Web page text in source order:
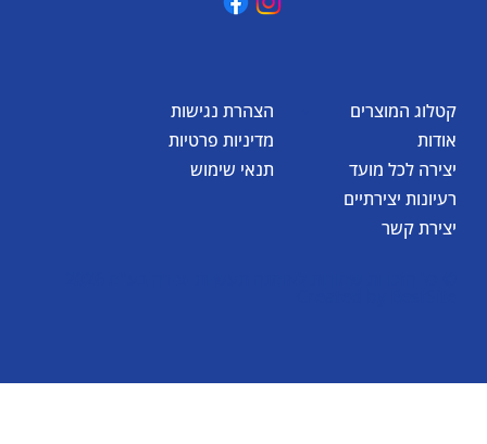
הצהרת נגישות
מדיניות פרטיות
תנאי שימוש
קטלוג המוצרים
אודות
יצירה לכל מועד
רעיונות יצירתיים
יצירת קשר